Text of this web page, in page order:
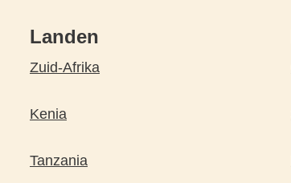
Landen
Zuid-Afrika
Kenia
Tanzania